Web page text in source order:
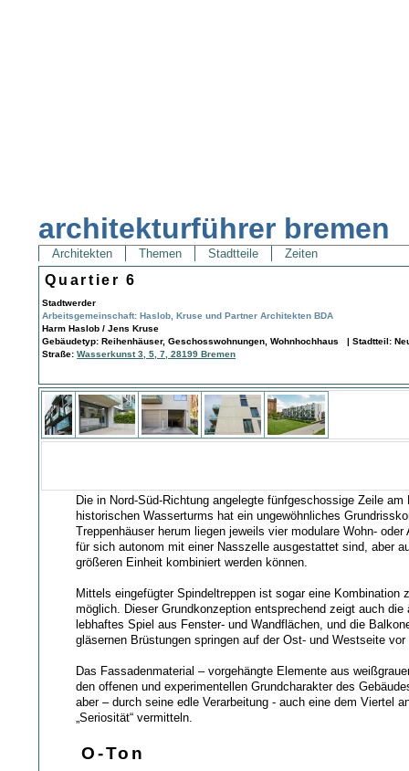
architekturführer bremen
Architekten Themen Stadtteile Zeiten
Quartier 6
Stadtwerder
Arbeitsgemeinschaft: Haslob, Kruse und Partner Architekten BDA
Harm Haslob / Jens Kruse
Gebäudetyp: Reihenhäuser, Geschosswohnungen, Wohnhochhaus | Stadtteil:
Straße:Wasserkunst 3, 5, 7, 28199 Bremen
Die in Nord-Süd-Richtung angelegte fünfgeschossige Zeile am
historischen Wasserturms hat ein ungewöhnliches
Treppenhäuser herum liegen jeweils vier modulare Wohn- oder
für sich autonom mit einer Nasszelle ausgestattet sind, aber
größeren Einheit kombiniert werden können.
Mittels eingefügter Spindeltreppen ist sogar eine Kombination
möglich. Dieser Grundkonzeption entsprechend zeigt auch die
lebhaftes Spiel aus Fenster- und Wandflächen, und die
gläsernen Brüstungen springen auf der Ost- und Westseite
Das Fassadenmaterial – vorgehängte Elemente aus
den offenen und experimentellen Grundcharakter des
aber – durch seine edle Verarbeitung - auch eine dem Viertel
„Seriosität“ vermitteln.
O-Ton